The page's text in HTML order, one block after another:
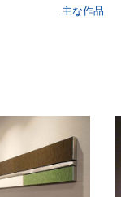
主な作品